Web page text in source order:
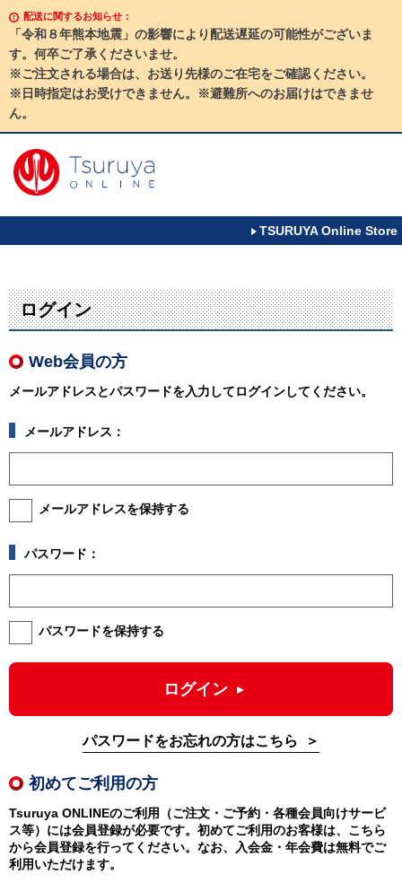
配送に関するお知らせ：
「令和８年熊本地震」の影響により配送遅延の可能性がございま
す。何卒ご了承くださいませ。
※ご注文される場合は、お送り先様のご在宅をご確認ください。
※日時指定はお受けできません。※避難所へのお届けはできませ
ん。
TSURUYA Online Store
ログイン
Web会員の方
メールアドレスとパスワードを入力してログインしてください。
メールアドレス：
メールアドレスを保持する
パスワード：
パスワードを保持する
ログイン
パスワードをお忘れの方はこちら
初めてご利用の方
Tsuruya ONLINEのご利用（ご注文・ご予約・各種会員向けサービ
ス等）には会員登録が必要です。初めてご利用のお客様は、こちら
から会員登録を行ってください。なお、入会金・年会費は無料でご
利用いただけます。